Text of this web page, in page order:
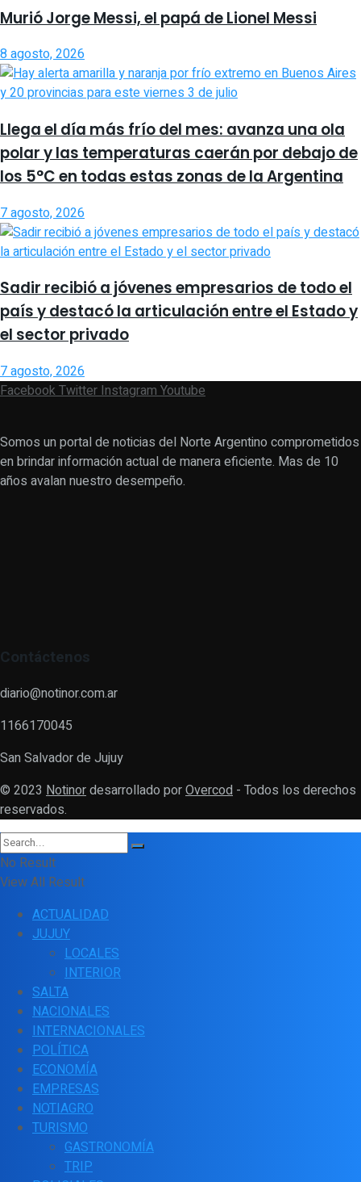
Murió Jorge Messi, el papá de Lionel Messi
8 agosto, 2026
Llega el día más frío del mes: avanza una ola
polar y las temperaturas caerán por debajo de
los 5°C en todas estas zonas de la Argentina
7 agosto, 2026
Sadir recibió a jóvenes empresarios de todo el
país y destacó la articulación entre el Estado y
el sector privado
7 agosto, 2026
FacebookTwitterInstagramYoutube
Somos un portal de noticias del Norte Argentino comprometidos
en brindar información actual de manera eficiente. Mas de 10
años avalan nuestro desempeño.
Contáctenos
diario@notinor.com.ar
1166170045
San Salvador de Jujuy
© 2023 Notinordesarrollado porOvercod - Todos los derechos
reservados.
No Result
View All Result
ACTUALIDAD
JUJUY
LOCALES
INTERIOR
SALTA
NACIONALES
INTERNACIONALES
POLÍTICA
ECONOMÍA
EMPRESAS
NOTIAGRO
TURISMO
GASTRONOMÍA
TRIP